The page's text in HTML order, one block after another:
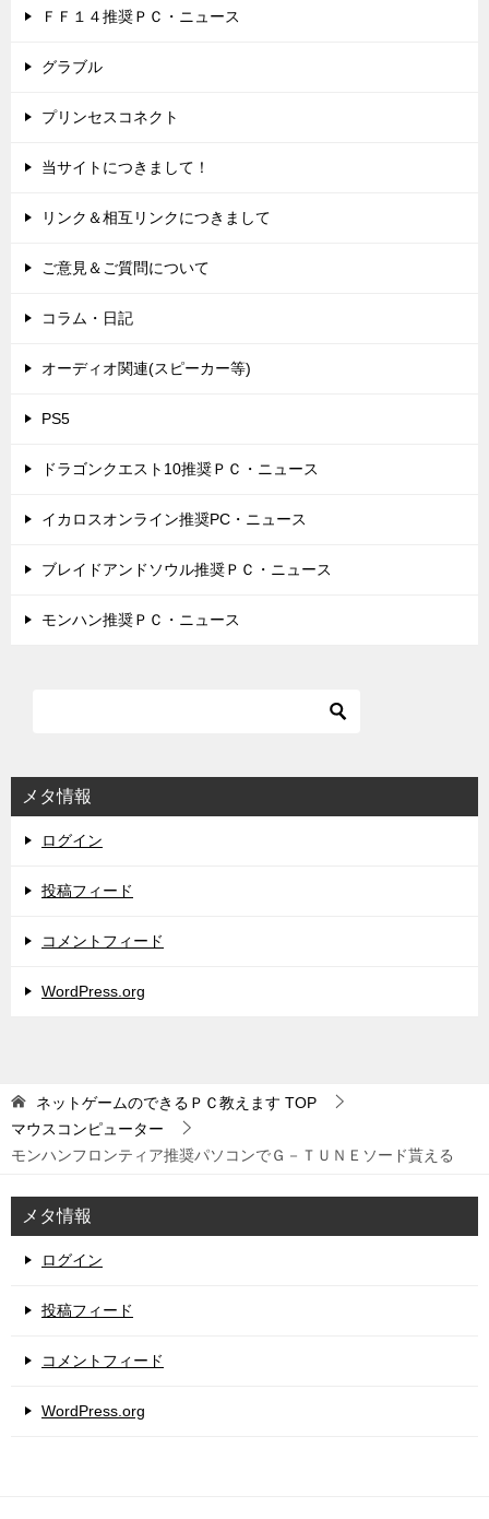
ＦＦ１４推奨ＰＣ・ニュース
グラブル
プリンセスコネクト
当サイトにつきまして！
リンク＆相互リンクにつきまして
ご意見＆ご質問について
コラム・日記
オーディオ関連(スピーカー等)
PS5
ドラゴンクエスト10推奨ＰＣ・ニュース
イカロスオンライン推奨PC・ニュース
ブレイドアンドソウル推奨ＰＣ・ニュース
モンハン推奨ＰＣ・ニュース
メタ情報
ログイン
投稿フィード
コメントフィード
WordPress.org
ネットゲームのできるＰＣ教えます TOP
マウスコンピューター
モンハンフロンティア推奨パソコンでＧ－ＴＵＮＥソード貰える
メタ情報
ログイン
投稿フィード
コメントフィード
WordPress.org